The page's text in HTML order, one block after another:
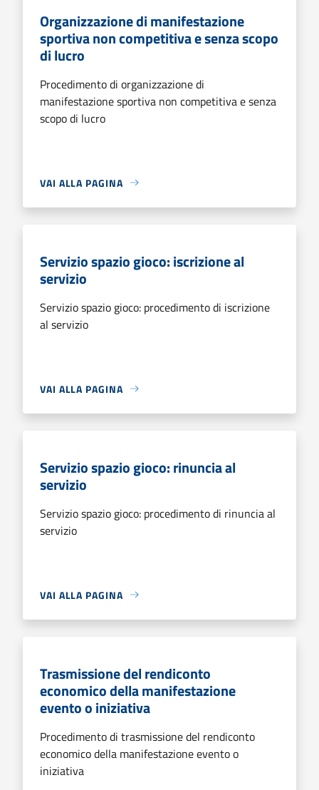
Organizzazione di manifestazione
sportiva non competitiva e senza scopo
di lucro
Procedimento di organizzazione di
manifestazione sportiva non competitiva e senza
scopo di lucro
VAI ALLA PAGINA
Servizio spazio gioco: iscrizione al
servizio
Servizio spazio gioco: procedimento di iscrizione
al servizio
VAI ALLA PAGINA
Servizio spazio gioco: rinuncia al
servizio
Servizio spazio gioco: procedimento di rinuncia al
servizio
VAI ALLA PAGINA
Trasmissione del rendiconto
economico della manifestazione
evento o iniziativa
Procedimento di trasmissione del rendiconto
economico della manifestazione evento o
iniziativa